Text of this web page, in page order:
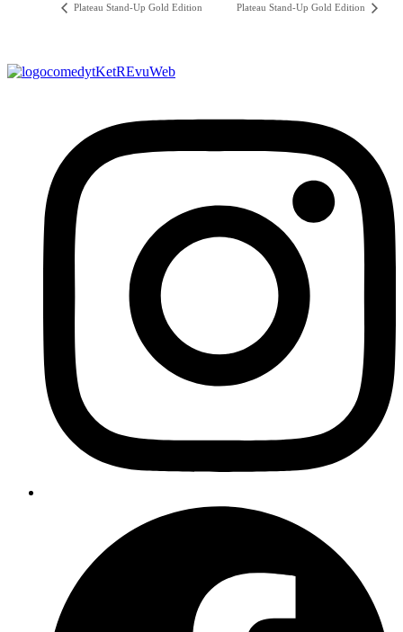
Plateau Stand-Up Gold Edition Plateau Stand-Up Gold Edition